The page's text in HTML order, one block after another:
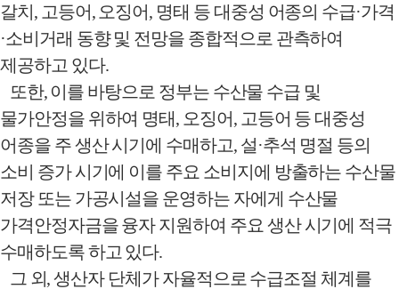
갈치 , 고등어, 오징어, 명태 등 대중성 어종의 수급·가격
·소비거래 동향 및 전망을 종합적으로 관측하여
제공하고 있다.
또한, 이를 바탕으로 정부는 수산물 수급 및
물가안정을 위하여 명태, 오징어, 고등어 등 대중성
어종을 주 생산 시기에 수매하고, 설·추석 명절 등의
소비 증가 시기에 이를 주요 소비지에 방출하는 수산물
저장 또는 가공시설을 운영하는 자에게 수산물
가격안정자금을 융자 지원하여 주요 생산 시기에 적극
수매하도록 하고 있다.
그 외,생산자 단체가 자율적으로 수급조절 체계를